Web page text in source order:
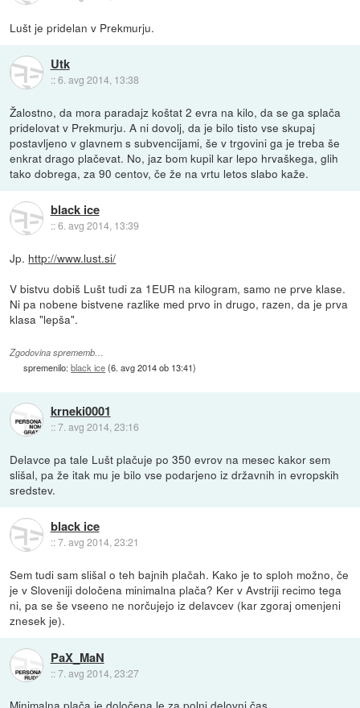
Lušt je pridelan v Prekmurju.
Utk
::6. avg 2014, 13:38
Žalostno, da mora paradajz koštat 2 evra na kilo, da se ga splača
pridelovat v Prekmurju. A ni dovolj, da je bilo tisto vse skupaj
postavljeno v glavnem s subvencijami, še v trgovini ga je treba še
enkrat drago plačevat. No, jaz bom kupil kar lepo hrvaškega, glih
tako dobrega, za 90 centov, če že na vrtu letos slabo kaže.
black ice
::6. avg 2014, 13:39
Jp. http://www.lust.si/
V bistvu dobiš Lušt tudi za 1EUR na kilogram, samo ne prve klase.
Ni pa nobene bistvene razlike med prvo in drugo, razen, da je prva
klasa "lepša".
Zgodovina sprememb…
spremenilo:black ice(6. avg 2014 ob 13:41)
krneki0001
::7. avg 2014, 23:16
Delavce pa tale Lušt plačuje po 350 evrov na mesec kakor sem
slišal, pa že itak mu je bilo vse podarjeno iz državnih in evropskih
sredstev.
black ice
::7. avg 2014, 23:21
Sem tudi sam slišal o teh bajnih plačah. Kako je to sploh možno, če
je v Sloveniji določena minimalna plača? Ker v Avstriji recimo tega
ni, pa se še vseeno ne norčujejo iz delavcev (kar zgoraj omenjeni
znesek je).
PaX_MaN
::7. avg 2014, 23:27